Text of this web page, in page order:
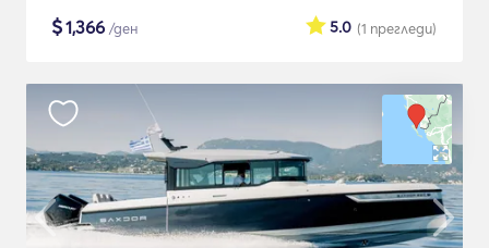
$1,366 /ден (1 прегледи)
5.0